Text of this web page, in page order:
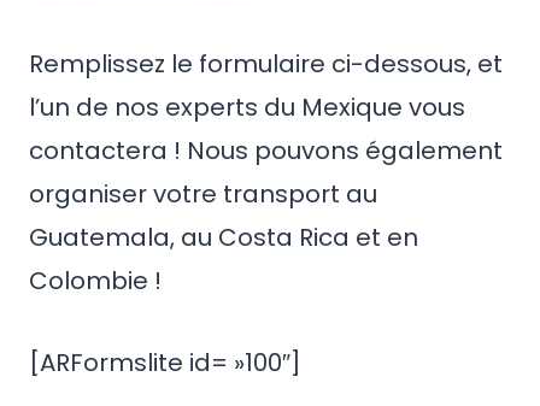
Remplissez le formulaire ci-dessous, et
l’un de nos experts du Mexique vous
contactera ! Nous pouvons également
organiser votre transport au
Guatemala, au Costa Rica et en
Colombie !
[ARFormslite id= »100″]